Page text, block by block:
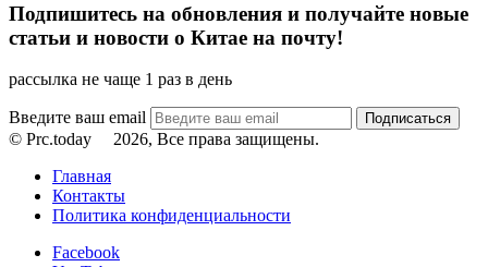
Подпишитесь на обновления и получайте новые
статьи и новости о Китае на почту!
рассылка не чаще 1 раз в день
Введите ваш email
© Prc.today
2026, Все права защищены.
Главная
Контакты
Политика конфиденциальности
Facebook